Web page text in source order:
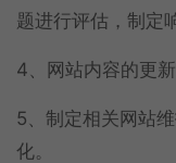
题进行评估，制定
4、网站内容的更
5、制定相关网站
化。